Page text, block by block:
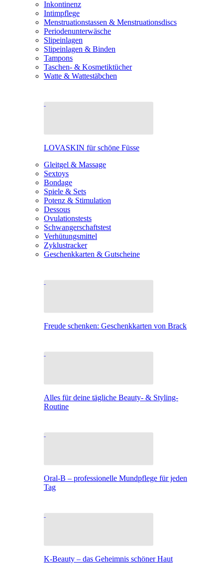
Inkontinenz
Intimpflege
Menstruationstassen & Menstruationsdiscs
Periodenunterwäsche
Slipeinlagen
Slipeinlagen & Binden
Tampons
Taschen- & Kosmetiktücher
Watte & Wattestäbchen
LOVASKIN für schöne Füsse
Gleitgel & Massage
Sextoys
Bondage
Spiele & Sets
Potenz & Stimulation
Dessous
Ovulationstests
Schwangerschaftstest
Verhütungsmittel
Zyklustracker
Geschenkkarten & Gutscheine
Freude schenken: Geschenkkarten von Brack
Alles für deine tägliche Beauty- & Styling-
Routine
Oral-B – professionelle Mundpflege für jeden
Tag
K-Beauty – das Geheimnis schöner Haut